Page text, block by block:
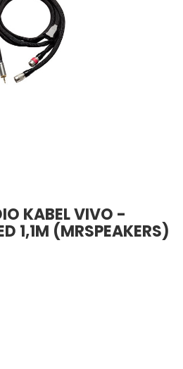
KABEL VIVO -
1,1M (MRSPEAKERS)